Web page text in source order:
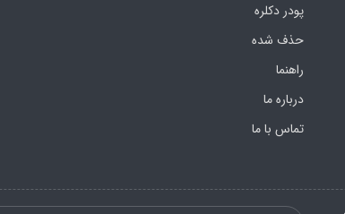
پودر دکلره
حذف شده
راهنما
درباره ما
تماس با ما